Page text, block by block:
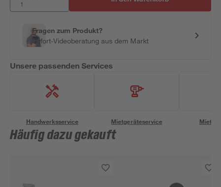
Fragen zum Produkt?
Sofort-Videoberatung aus dem Markt
Unsere passenden Services
Handwerksservice Mietgeräteservice
Häufig dazu gekauft